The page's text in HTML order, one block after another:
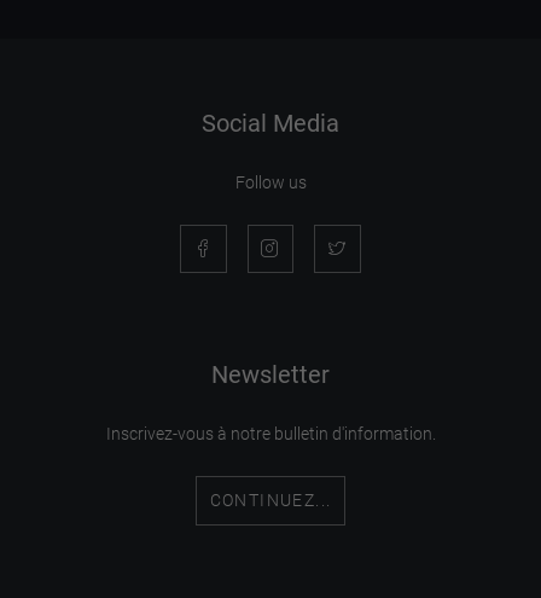
Social Media
Follow us
Newsletter
Inscrivez-vous à notre bulletin d'information.
CONTINUEZ...